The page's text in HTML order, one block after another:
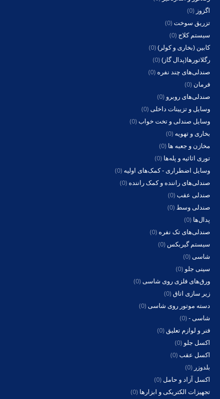
اگزوز (0)
تزریق سوخت(0)
سیستم کلاج (0)
کابین (بخاری و کولر)(0)
رگلاتورها(پدال گاز)(0)
صندلی‌های چند نفره (0)
فرمان (0)
صندلی‌های روبرو (0)
وسایل و تزیینات داخلی(0)
وسایل صندلی و تخت خواب(0)
بخاری و تهویه (0)
مخازن و جعبه ها (0)
توری اثاثیه و پله‌ها (0)
وسایل اضطراری - کمک‌های اولیه (0)
صندلی‌های راننده و کمک راننده (0)
صندلی عقب(0)
صندلی وسط (0)
پدال‌ها (0)
صندلی‌های تک نفره (0)
سیستم گیربکس (0)
شاسی(0)
سینی جلو (0)
ورق‌های فلزی روی شاسی(0)
زیر سازی اتاق(0)
دسته موتور روی شاسی(0)
شاسی -(0)
فنر و لوازم تعلیق(0)
اکسل جلو (0)
اکسل عقب(0)
بلدوزر (0)
اکسل آزاد و حامل (0)
تجهیزات الکتریکی و ابزارها (0)